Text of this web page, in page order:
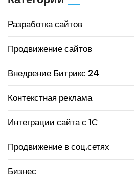
Разработка сайтов
Продвижение сайтов
Внедрение Битрикс 24
Контекстная реклама
Интеграции сайта с 1С
Продвижение в соц.сетях
Бизнес